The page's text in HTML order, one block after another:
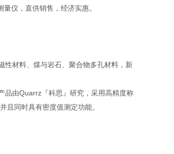
仪，直供销售，经济实惠。
性材料、煤与岩石、聚合物多孔材料，新
品由Quarrz『科思』研究，采用高精度称
且同时具有密度值测定功能。